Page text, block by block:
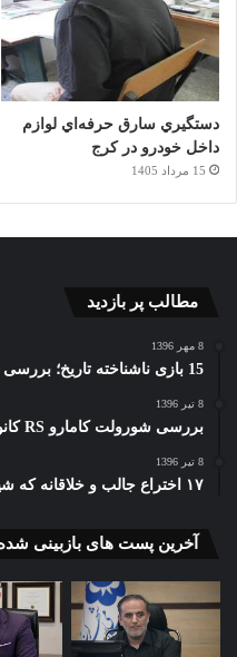
دستگيري سارق حرفه‌اي لوازم
داخل خودرو در کرج
15 مرداد 1405
مطالب پر بازدید
8 مهر 1396
15 بازی ناشناخته تاریخ؛ بررسی بازی های کمتر دیده شده نسل قبل
8 تیر 1396
بررسی شورولت کامارو RS کانورتیبل؛ رویایی برای مسافرت تابستانی
8 تیر 1396
۱۷ اختراع جالب و خلاقانه که شیوه زندگی شما را تغییر خواهند داد
آخرین پست های بازبینی